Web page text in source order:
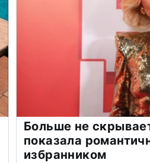
Больше не
показала
избранником